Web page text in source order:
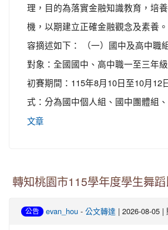
理，目的為落實金融知識教育，培
機，以期建立正確金融觀念及素養
容摘述如下： （一）國中及高中職
對象：全國國中、高中職一至三年
初賽期間：115年8月10日至10月12
式：分為國中個人組、國中團體組
文章
轉知桃園市115學年度學生舞蹈
公告 evan_hou - 公文轉達 | 2026-08-05 |